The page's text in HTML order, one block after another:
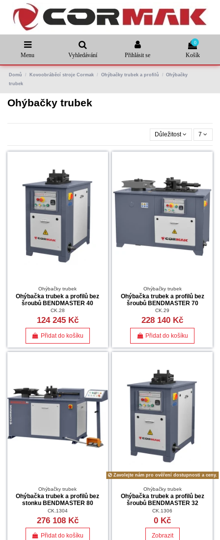
Menu Vyhledávání Přihlásit se
0
Košík
Domů Kovoobráběcí stroje Cormak Ohýbačky trubek a profilů
Ohýbačky
trubek
Ohýbačky trubek
Důležitost 7
Ohýbačky trubek
Ohýbačka trubek a profilů bez
šroubů BENDMASTER 40
CK.28
124 245 Kč
Přidat do košíku
Ohýbačky trubek
Ohýbačka trubek a profilů bez
šroubů BENDMASTER 70
CK.29
228 140 Kč
Přidat do košíku
Ohýbačky trubek
Ohýbačka trubek a profilů bez
stonku BENDMASTER 80
CK.1304
276 108 Kč
Přidat do košíku
Zavolejte nám pro ověření dostupnosti a ceny.
Ohýbačky trubek
Ohýbačka trubek a profilů bez
šroubů BENDMASTER 32
CK.1306
0 Kč
Zobrazit